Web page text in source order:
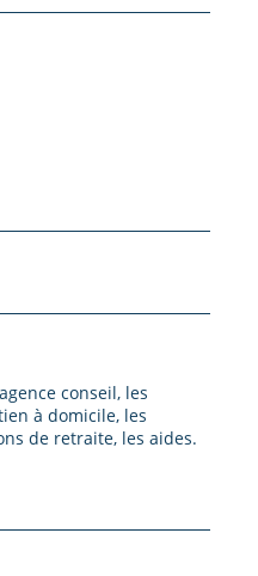
conseil, les
à domicile, les
de retraite, les aides.